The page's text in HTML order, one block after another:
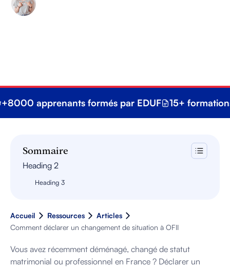
+8000 apprenants formés par EDUF 15+
Accueil Ressources
Articles
Comment déclarer un changement de situation à OFII
Vous avez récemment déménagé, changé de statut
matrimonial ou professionnel en France ? Déclarer un
Sommaire
Heading 2
Heading 3